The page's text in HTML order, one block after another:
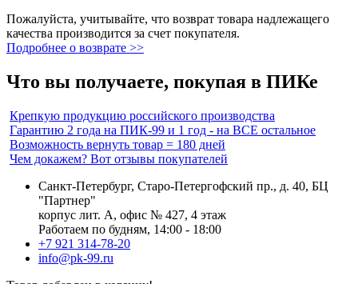
Пожалуйста, учитывайте, что возврат товара надлежащего
качества производится за счет покупателя.
Подробнее о возврате >>
Что вы получаете, покупая в ПИКе
Крепкую продукцию российского производства
Гарантию 2 года на ПИК-99 и 1 год - на ВСЕ остальное
Возможность вернуть товар = 180 дней
Чем докажем? Вот отзывы покупателей
Санкт-Петербург, Старо-Петергофский пр., д. 40, БЦ
"Партнер"
корпус лит. А, офис № 427, 4 этаж
Работаем по будням, 14:00 - 18:00
+7 921 314-78-20
info@pk-99.ru